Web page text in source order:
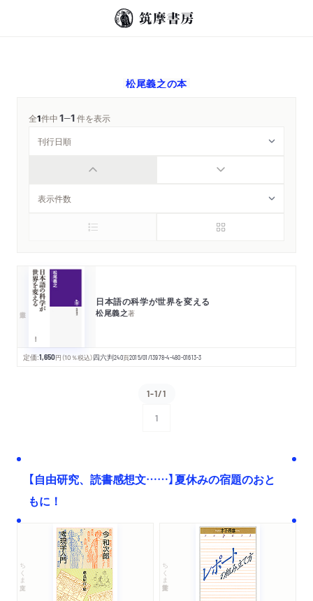
松尾義之の本
全1件中1─1件を表示
日本語の科学が世界を変える
松尾義之著
定価:1,650円 （10％税込）四六判240頁2015/01/13978-4-480-01613-3
1-1/1
1
【自由研究、読書感想文……】夏休みの宿題のおと
もに！
ちくま文庫 ちくま学芸文庫